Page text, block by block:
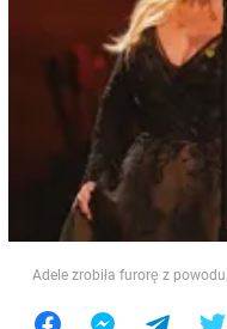
Jedzenie
Adele zrobiła furorę z